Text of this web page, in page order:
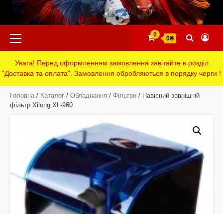
uk
Primary
Menu
0
0₴
Увага! Перед оформленням замовлення завітайте в розділ
"Доставка та оплата". Замовлення обробляються в порядку черги !
Головна / Каталог / Обладнання / Фільтри / Навісний зовнішній
фільтр Xilong XL-960